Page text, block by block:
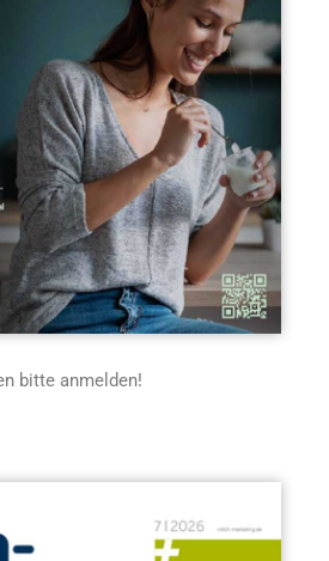
bitte anmelden!